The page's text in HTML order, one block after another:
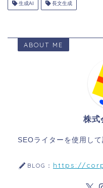
生成AI 長文生成
ABOUT ME
株式
SEOライターを使用し
BLOG： https://